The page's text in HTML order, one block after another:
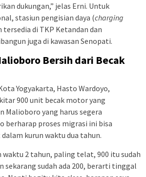
dukungan,” jelas Erni. Untuk
stasiun pengisian daya (charging
tersedia di TKP Ketandan dan
juga di kawasan Senopati.
Bersih dari Becak
Yogyakarta, Hasto Wardoyo,
900 unit becak motor yang
Malioboro yang harus segera
berharap proses migrasi ini bisa
kurun waktu dua tahun.
waktu 2 tahun, paling telat, 900 itu sudah
sekarang sudah ada 200, berarti tinggal